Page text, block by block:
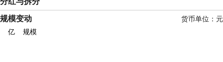
规模变动
货币单位：元
亿
规模